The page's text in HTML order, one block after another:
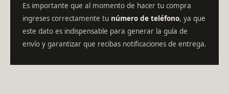
Es importante que al momento de hacer tu compra
ingreses correctamente tu número de teléfono, ya que
este dato es indispensable para generar la guía de
envío y garantizar que recibas notificaciones de entrega.